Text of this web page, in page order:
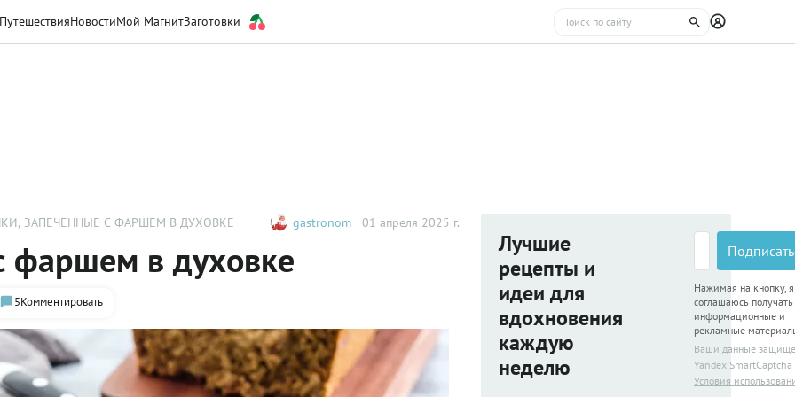
ПутешествияНовостиМой МагнитЗаготовки
ЗАПЕЧЕННЫЕ С ФАРШЕМ В ДУХОВКЕ gastronom 01 апреля 2025 г.
фаршем в духовке
5Комментировать
Лучшие
рецепты и
идеи для
вдохновения
каждую
неделю
Нажимая на кнопку, я
соглашаюсь получать
информационные и
рекламные
Ваши данные
Yandex SmartCaptcha
Условия